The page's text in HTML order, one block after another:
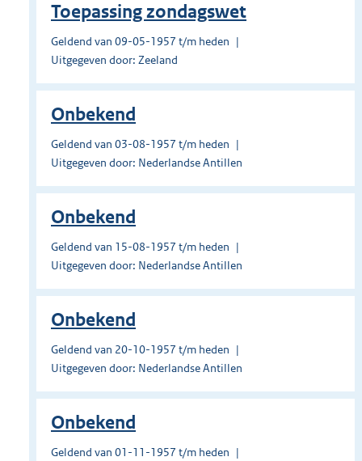
Toepassing zondagswet
Geldend van 09-05-1957 t/m heden
Uitgegeven door: Zeeland
Onbekend
Geldend van 03-08-1957 t/m heden
Uitgegeven door: Nederlandse Antillen
Onbekend
Geldend van 15-08-1957 t/m heden
Uitgegeven door: Nederlandse Antillen
Onbekend
Geldend van 20-10-1957 t/m heden
Uitgegeven door: Nederlandse Antillen
Onbekend
Geldend van 01-11-1957 t/m heden